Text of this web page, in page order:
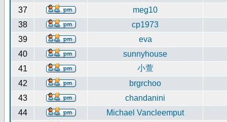
37
meg10
38
cp1973
39
eva
40
sunnyhouse
41
小萱
42
brgrchoo
43
chandanini
44
Michael Vancleemput